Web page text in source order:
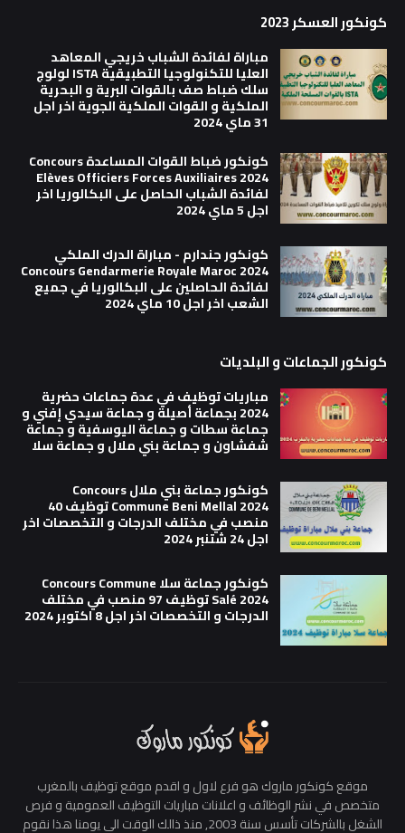
كونكور العسكر 2023
مباراة لفائدة الشباب خريجي المعاهد
العليا للتكنولوجيا التطبيقية ISTA لولوج
سلك ضباط صف بالقوات البرية و البحرية
الملكية و القوات الملكية الجوية اخر اجل
31 ماي 2024
كونكور ضباط القوات المساعدة Concours
Elèves Officiers Forces Auxiliaires 2024
لفائدة الشباب الحاصل على البكالوريا اخر
اجل 5 ماي 2024
كونكور جندارم - مباراة الدرك الملكي
Concours Gendarmerie Royale Maroc 2024
لفائدة الحاصلين على البكالوريا في جميع
الشعب اخر اجل 10 ماي 2024
كونكور الجماعات و البلديات
مباريات توظيف في عدة جماعات حضرية
2024 بجماعة أصيلة و جماعة سيدي إفني و
جماعة سطات و جماعة اليوسفية و جماعة
شفشاون و جماعة بني ملال و جماعة سلا
كونكور جماعة بني ملال Concours
Commune Beni Mellal 2024 توظيف 40
منصب في مختلف الدرجات و التخصصات اخر
اجل 24 شتنبر 2024
كونكور جماعة سلا Concours Commune
Salé 2024 توظيف 97 منصب في مختلف
الدرجات و التخصصات اخر اجل 8 اكتوبر 2024
موقع كونكور ماروك هو فرع لاول و اقدم موقع توظيف بالمغرب
متخصص في نشر الوظائف و اعلانات مباريات التوظيف العمومية و فرص
الشغل بالشركات تأسس سنة 2003, منذ ذالك الوقت الى يومنا هذا نقوم